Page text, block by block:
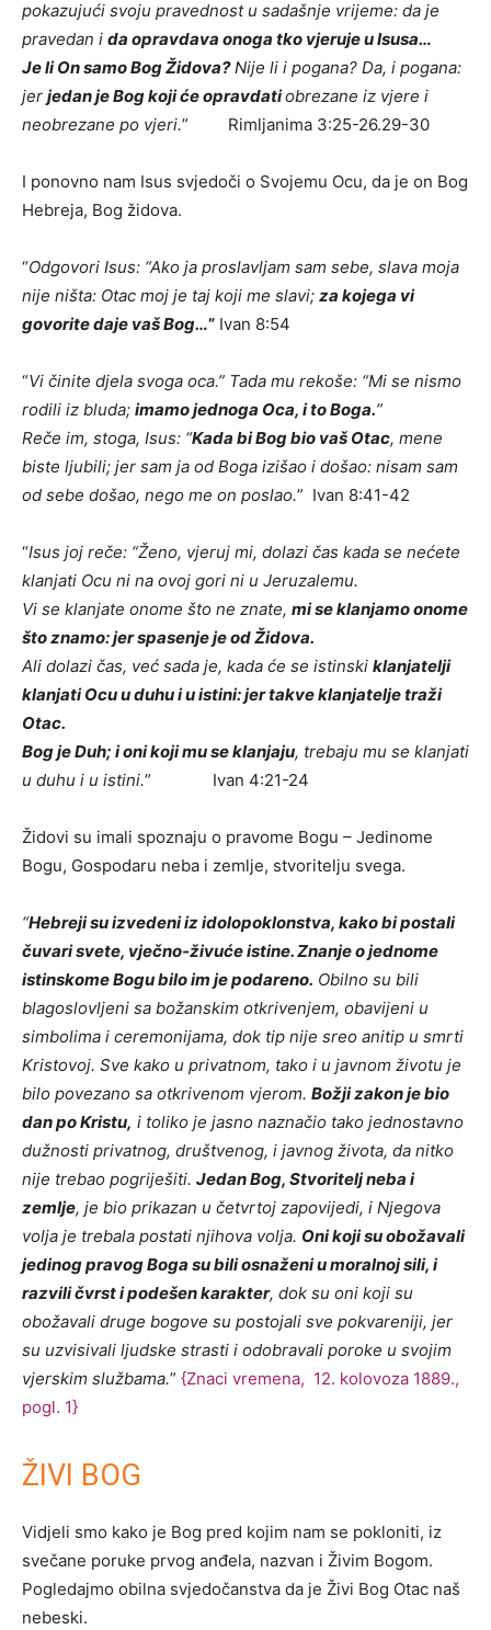
pokazujući svoju pravednost u sadašnje vrijeme: da je
pravedan i da opravdava onoga tko vjeruje u Isusa…
Je li On samo Bog Židova?Nije li i pogana? Da, i pogana:
jer jedan je Bog koji će opravdatiobrezane iz vjere i
neobrezane po vjeri.” Rimljanima 3:25-26.29-30
I ponovno nam Isus svjedoči o Svojemu Ocu, da je on Bog
Hebreja, Bog židova.
“Odgovori Isus: “Ako ja proslavljam sam sebe, slava moja
nije ništa: Otac moj je taj koji me slavi; za kojega vi
govorite daje vaš Bog…” Ivan 8:54
“Vi činite djela svoga oca.” Tada mu rekoše: “Mi se nismo
rodili iz bluda; imamo jednoga Oca, i to Boga.”
Reče im, stoga, Isus: “Kada bi Bog bio vaš Otac, mene
biste ljubili; jer sam ja od Boga izišao i došao: nisam sam
od sebe došao, nego me on poslao.” Ivan 8:41-42
“Isus joj reče: “Ženo, vjeruj mi, dolazi čas kada se nećete
klanjati Ocu ni na ovoj gori ni u Jeruzalemu.
Vi se klanjate onome što ne znate, mi se klanjamo onome
što znamo: jer spasenje je od Židova.
Ali dolazi čas, već sada je, kada će se istinski klanjatelji
klanjati Ocu u duhu i u istini: jer takve klanjatelje traži
Otac.
Bog je Duh; i oni koji mu se klanjaju, trebaju mu se klanjati
u duhu i u istini.” Ivan 4:21-24
Židovi su imali spoznaju o pravome Bogu – Jedinome
Bogu, Gospodaru neba i zemlje, stvoritelju svega.
“Hebreji su izvedeni iz idolopoklonstva, kako bi postali
čuvari svete, vječno-živuće istine. Znanje o jednome
istinskome Bogu bilo im je podareno. Obilno su bili
blagoslovljeni sa božanskim otkrivenjem, obavijeni u
simbolima i ceremonijama, dok tip nije sreo anitip u smrti
Kristovoj. Sve kako u privatnom, tako i u javnom životu je
bilo povezano sa otkrivenom vjerom. Božji zakon je bio
dan po Kristu, i toliko je jasno naznačio tako jednostavno
dužnosti privatnog, društvenog, i javnog života, da nitko
nije trebao pogriješiti. Jedan Bog, Stvoritelj neba i
zemlje, je bio prikazan u četvrtoj zapovijedi, i Njegova
volja je trebala postati njihova volja. Oni koji su obožavali
jedinog pravog Boga su bili osnaženi u moralnoj sili, i
razvili čvrst i podešen karakter, dok su oni koji su
obožavali druge bogove su postojali sve pokvareniji, jer
su uzvisivali ljudske strasti i odobravali poroke u svojim
vjerskim službama.” {Znaci vremena, 12. kolovoza 1889.,
pogl. 1}
ŽIVI BOG
Vidjeli smo kako je Bog pred kojim nam se pokloniti, iz
svečane poruke prvog anđela, nazvan i Živim Bogom.
Pogledajmo obilna svjedočanstva da je Živi Bog Otac naš
nebeski.